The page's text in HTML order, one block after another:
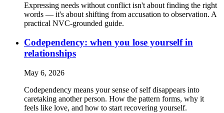
Expressing needs without conflict isn't about finding the right
words — it's about shifting from accusation to observation. A
practical NVC-grounded guide.
Codependency: when you lose yourself in
relationships
May 6, 2026
Codependency means your sense of self disappears into
caretaking another person. How the pattern forms, why it
feels like love, and how to start recovering yourself.